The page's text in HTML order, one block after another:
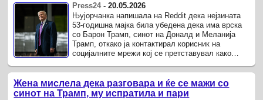
Press24-20.05.2026
Њујорчанка напишала на Reddit дека нејзината
53-годишна мајка била убедена дека има врска
со Барон Трамп, синот на Доналд и Меланија
Трамп, откако ја контактирал корисник на
социјалните мрежи кој се претставувал како
Жена мислела дека разговара и ќе се мажи со
синот на Трамп, му испратила и пари